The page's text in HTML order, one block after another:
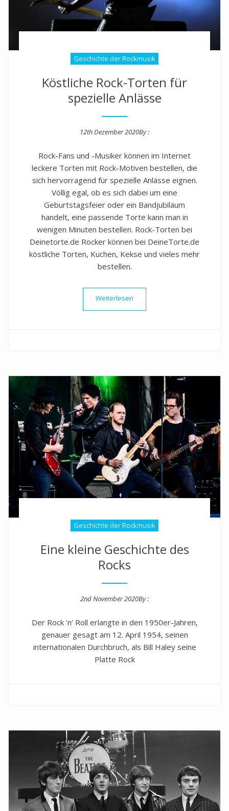
Geschichte der Rockmusik
Köstliche Rock-Torten für
spezielle Anlässe
12th Dezember 2020By :
Rock-Fans und -Musiker können im Internet
leckere Torten mit Rock-Motiven bestellen, die
sich hervorragend für spezielle Anlässe eignen.
Völlig egal, ob es sich dabei um eine
Geburtstagsfeier oder ein Bandjubiläum
handelt, eine passende Torte kann man in
wenigen Minuten bestellen. Rock-Torten bei
Deinetorte.de Rocker können bei DeineTorte.de
köstliche Torten, Kuchen, Kekse und vieles mehr
bestellen.
Geschichte der Rockmusik
Eine kleine Geschichte des
Rocks
2nd November 2020By :
Der Rock ’n‘ Roll erlangte in den 1950er-Jahren,
genauer gesagt am 12. April 1954, seinen
internationalen Durchbruch, als Bill Haley seine
Platte Rock